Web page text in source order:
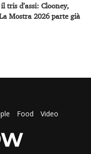
tris d’assi: Clooney,
Mostra 2026 parte già
Food Video